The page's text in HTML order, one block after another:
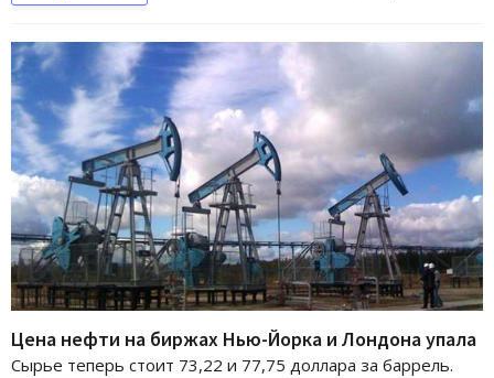
Цена нефти на биржах Нью-Йорка и Лондона упала
Сырье теперь стоит 73,22 и 77,75 доллара за баррель.